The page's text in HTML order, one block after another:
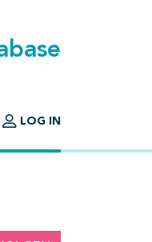
LOG IN